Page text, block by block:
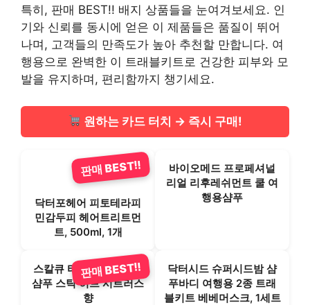
특히, 판매 BEST!! 배지 상품들을 눈여겨보세요. 인
기와 신뢰를 동시에 얻은 이 제품들은 품질이 뛰어
나며, 고객들의 만족도가 높아 추천할 만합니다. 여
행용으로 완벽한 이 트래블키트로 건강한 피부와 모
발을 유지하며, 편리함까지 챙기세요.
원하는 카드 터치 → 즉시 구매!
판매 BEST!!
닥터포헤어 피토테라피
민감두피 헤어트리트먼
트, 500ml, 1개
바이오메드 프로페셔널
리얼 리후레쉬먼트 쿨 여
행용샴푸
스칼큐 타이거립 기능성
샴푸 스틱 허브 시트러스
향
판매 BEST!!
닥터시드 슈퍼시드밤 샴
푸바디 여행용 2종 트래
블키트 베베머스크, 1세트